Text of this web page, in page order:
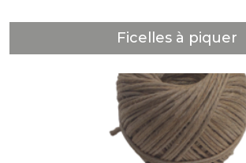
Ficelles à piquer